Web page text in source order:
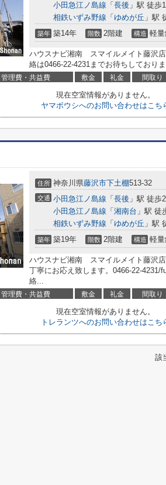
小田急江ノ島線 「 長後 」駅 徒歩
相鉄いずみ野線 「 ゆめが丘 」駅
築年 築14年 階数 2階建 構造 軽
ハウスナビ湘南 スマイルメイト藤沢
絡は0466-22-4231までお待ちしておりま
管理費・共益費 敷金 礼金 間取り
現在空室情報がありません。
ヤマボウシへのお問い合わせはこち
住所 神奈川県藤沢市下土棚513-32
交通 小田急江ノ島線 「 長後 」駅 徒歩
小田急江ノ島線 「 湘南台 」駅 徒
相鉄いずみ野線 「 ゆめが丘 」駅
築年 築19年 階数 2階建 構造 軽
ハウスナビ湘南 スマイルメイト藤沢店
丁寧にお応え致します。0466-22-4231/
絡...
管理費・共益費 敷金 礼金 間取り
現在空室情報がありません。
トレランツへのお問い合わせはこち
該